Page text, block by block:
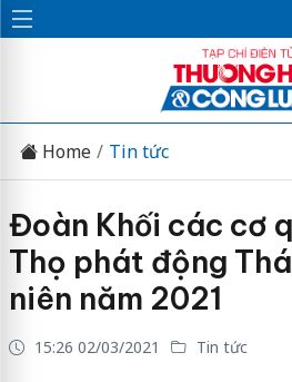
Home Tin tức
Đoàn Khối các cơ
Thọ phát động
niên năm 2021
15:26 02/03/2021 Tin tức